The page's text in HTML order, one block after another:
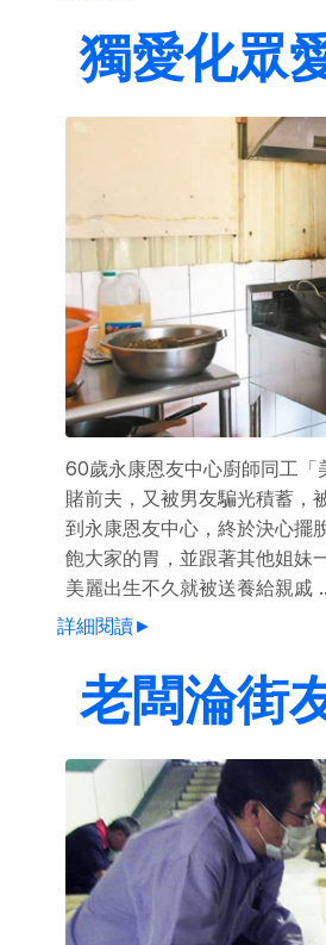
獨愛化眾
60歲永康恩友中心廚師同工
賭前夫，又被男友騙光積蓄，
到永康恩友中心，終於決心擺
飽大家的胃，並跟著其他姐妹
美麗出生不久就被送養給親戚
詳細閱讀►
老闆淪街